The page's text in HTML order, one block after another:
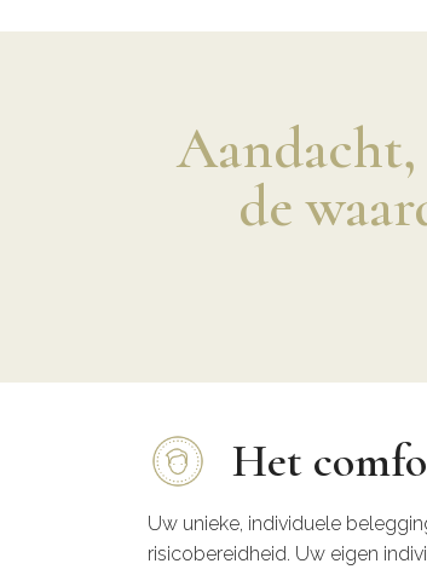
de
Het
Uw unieke, individuele
risicobereidheid. Uw eigen